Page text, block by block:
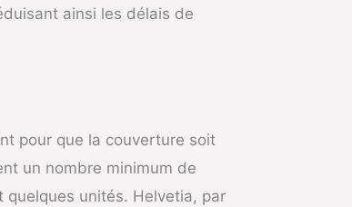
ainsi les délais de
pour que la couverture soit
un nombre minimum de
quelques unités. Helvetia, par